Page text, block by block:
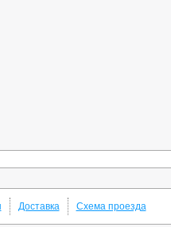
Доставка Схема проезда